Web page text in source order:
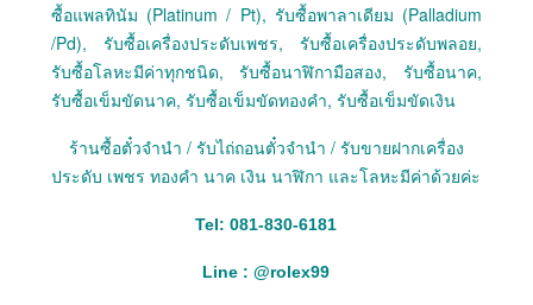
ซื้อแพลทินัม (Platinum / Pt), รับซื้อพาลาเดียม (Palladium
/Pd), รับซื้อเครื่องประดับเพชร, รับซื้อเครื่องประดับพลอย,
รับซื้อโลหะมีค่าทุกชนิด, รับซื้อนาฬิกามือสอง, รับซื้อนาค,
รับซื้อเข็มขัดนาค, รับซื้อเข็มขัดทองคำ, รับซื้อเข็มขัดเงิน
ร้านซื้อตั๋วจำนำ / รับไถ่ถอนตั๋วจำนำ / รับขายฝากเครื่อง
ประดับ เพชร ทองคำ นาค เงิน นาฬิกา และโลหะมีค่าด้วยค่ะ
Tel: 081-830-6181
Line : @rolex99